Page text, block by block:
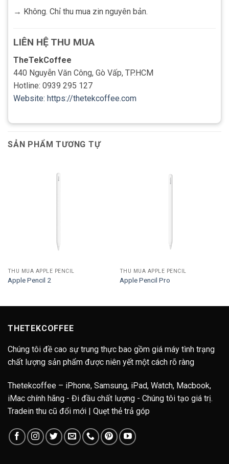
→ Không. Chỉ thu mua zin nguyên bản.
LIÊN HỆ THU MUA
TheTekCoffee
440 Nguyễn Văn Công, Gò Vấp, TP.HCM
Hotline: 0939 295 127
Website: https://thetekcoffee.com
SẢN PHẨM TƯƠNG TỰ
THU MUA APPLE PENCIL
Apple Pencil 2
THU MUA APPLE PENCIL
Apple Pencil Pro
THETEKCOFFEE
Chúng tôi đề cao sự trung thực bao gồm giá máy tình trạng
chất lượng sản phẩm được niên yết một cách rõ ràng
Thetekcoffee – iPhone, Samsung, iPad, Watch, Macbook,
iMac chính hãng - Đi đầu chất lượng - Chúng tôi tạo giá trị.
Tradein thu cũ đổi mới | Quẹt thẻ trả góp